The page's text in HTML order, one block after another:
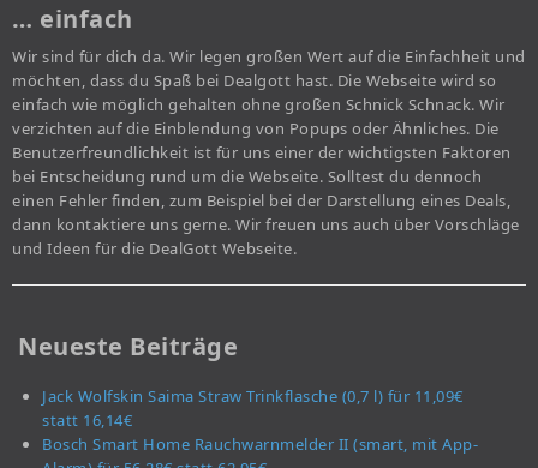
… einfach
Wir sind für dich da. Wir legen großen Wert auf die Einfachheit und
möchten, dass du Spaß bei Dealgott hast. Die Webseite wird so
einfach wie möglich gehalten ohne großen Schnick Schnack. Wir
verzichten auf die Einblendung von Popups oder Ähnliches. Die
Benutzerfreundlichkeit ist für uns einer der wichtigsten Faktoren
bei Entscheidung rund um die Webseite. Solltest du dennoch
einen Fehler finden, zum Beispiel bei der Darstellung eines Deals,
dann kontaktiere uns gerne. Wir freuen uns auch über Vorschläge
und Ideen für die DealGott Webseite.
Neueste Beiträge
Jack Wolfskin Saima Straw Trinkflasche (0,7 l) für 11,09€
statt 16,14€
Bosch Smart Home Rauchwarnmelder II (smart, mit App-